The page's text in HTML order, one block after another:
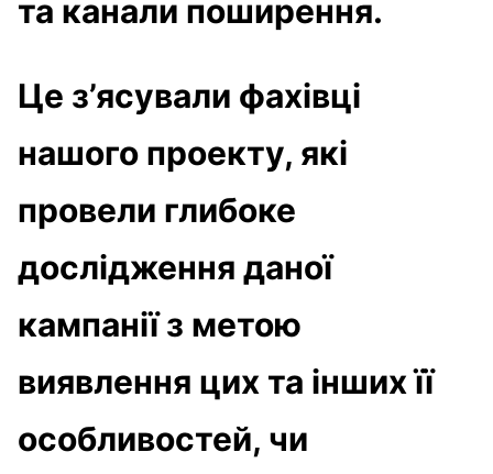
та канали поширення.
Це з’ясували фахівці
нашого проекту, які
провели глибоке
дослідження даної
кампанії з метою
виявлення цих та інших її
особливостей, чи